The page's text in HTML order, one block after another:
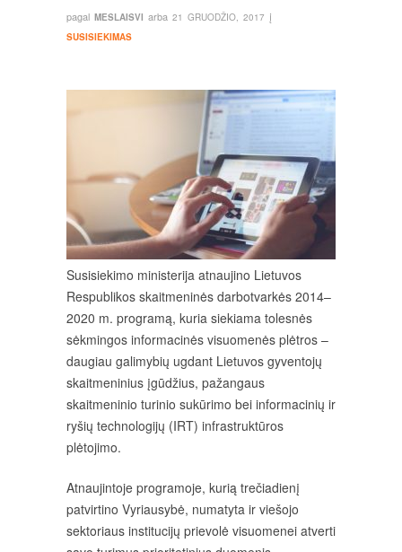
pagal MESLAISVI arba 21 GRUODŽIO, 2017 į
SUSISIEKIMAS
Susisiekimo ministerija atnaujino Lietuvos
Respublikos skaitmeninės darbotvarkės 2014–
2020 m. programą, kuria siekiama tolesnės
sėkmingos informacinės visuomenės plėtros –
daugiau galimybių ugdant Lietuvos gyventojų
skaitmeninius įgūdžius, pažangaus
skaitmeninio turinio sukūrimo bei informacinių ir
ryšių technologijų (IRT) infrastruktūros
plėtojimo.
Atnaujintoje programoje, kurią trečiadienį
patvirtino Vyriausybė, numatyta ir viešojo
sektoriaus institucijų prievolė visuomenei atverti